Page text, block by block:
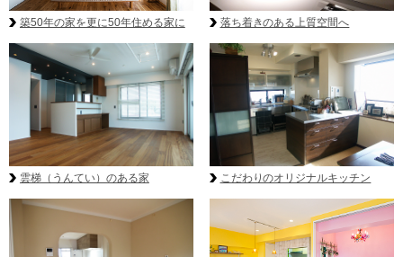
築50年の家を更に50年住める家に 落ち着きのある上質空間へ
雲梯（うんてい）のある家 こだわりのオリジナルキッチン